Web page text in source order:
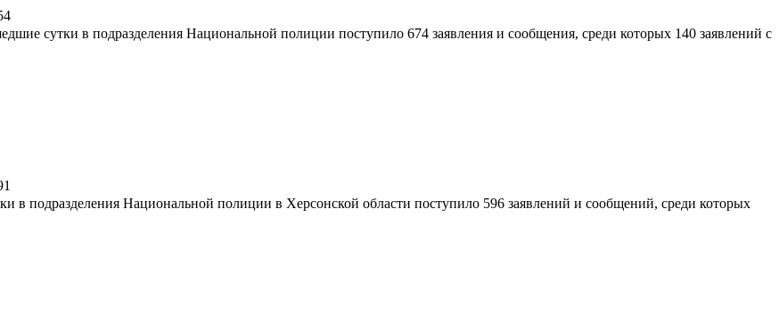
сутки в подразделения Национальной полиции поступило 674 заявления и сообщения, среди которых 140 заявлений с
в подразделения Национальной полиции в Херсонской области поступило 596 заявлений и сообщений, среди которых